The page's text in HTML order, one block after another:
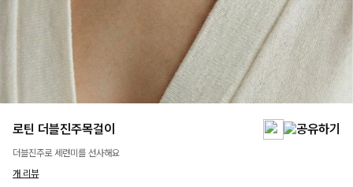
로틴 더블진주목걸이
더블진주로 세련미를 선사해요
개 리뷰